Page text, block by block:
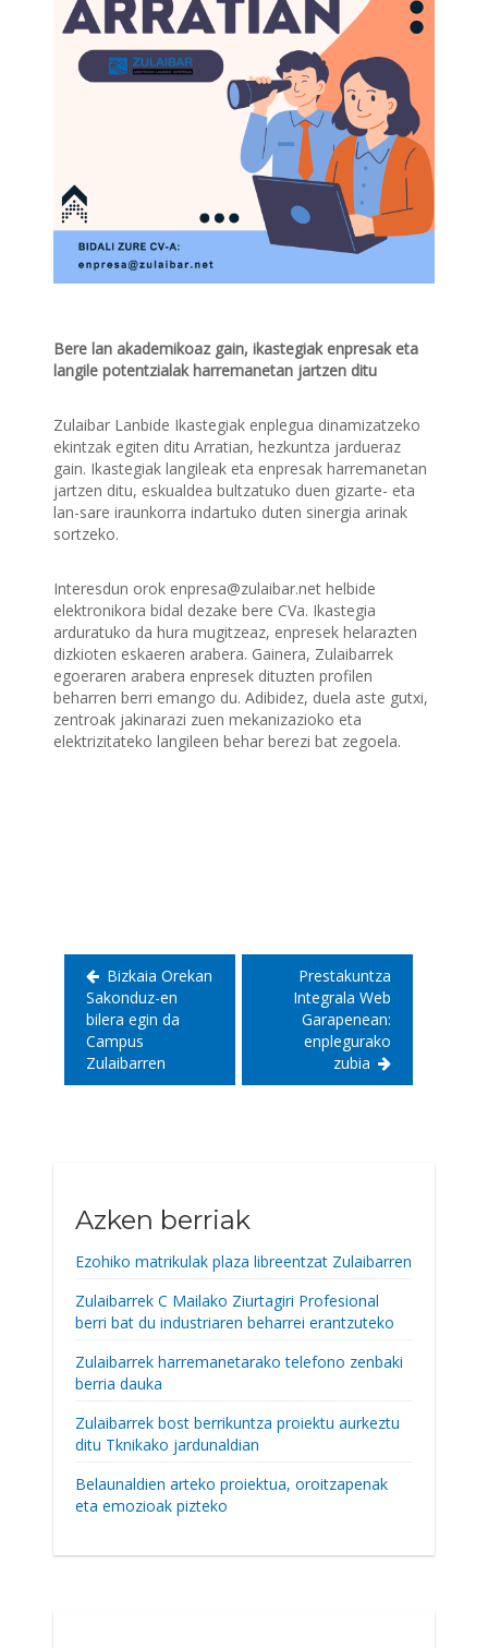
Bere lan akademikoaz gain, ikastegiak enpresak eta
langile potentzialak harremanetan jartzen ditu
Zulaibar Lanbide Ikastegiak enplegua dinamizatzeko
ekintzak egiten ditu Arratian, hezkuntza jardueraz
gain. Ikastegiak langileak eta enpresak harremanetan
jartzen ditu, eskualdea bultzatuko duen gizarte- eta
lan-sare iraunkorra indartuko duten sinergia arinak
sortzeko.
Interesdun orok enpresa@zulaibar.net helbide
elektronikora bidal dezake bere CVa. Ikastegia
arduratuko da hura mugitzeaz, enpresek helarazten
dizkioten eskaeren arabera. Gainera, Zulaibarrek
egoeraren arabera enpresek dituzten profilen
beharren berri emango du. Adibidez, duela aste gutxi,
zentroak jakinarazi zuen mekanizazioko eta
elektrizitateko langileen behar berezi bat zegoela.
Bizkaia Orekan
Sakonduz-en
bilera egin da
Campus
Zulaibarren
Prestakuntza
Integrala Web
Garapenean:
enplegurako
zubia
Azken berriak
Ezohiko matrikulak plaza libreentzat Zulaibarren
Zulaibarrek C Mailako Ziurtagiri Profesional
berri bat du industriaren beharrei erantzuteko
Zulaibarrek harremanetarako telefono zenbaki
berria dauka
Zulaibarrek bost berrikuntza proiektu aurkeztu
ditu Tknikako jardunaldian
Belaunaldien arteko proiektua, oroitzapenak
eta emozioak pizteko